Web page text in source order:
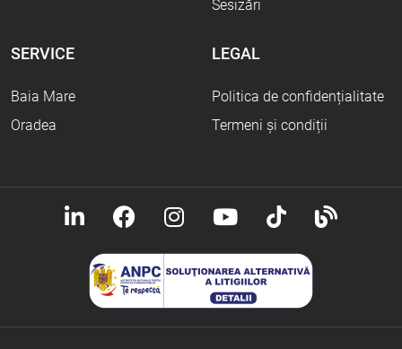
Sesizări
SERVICE
Baia Mare
Oradea
LEGAL
Politica de confidențialitate
Termeni și condiții